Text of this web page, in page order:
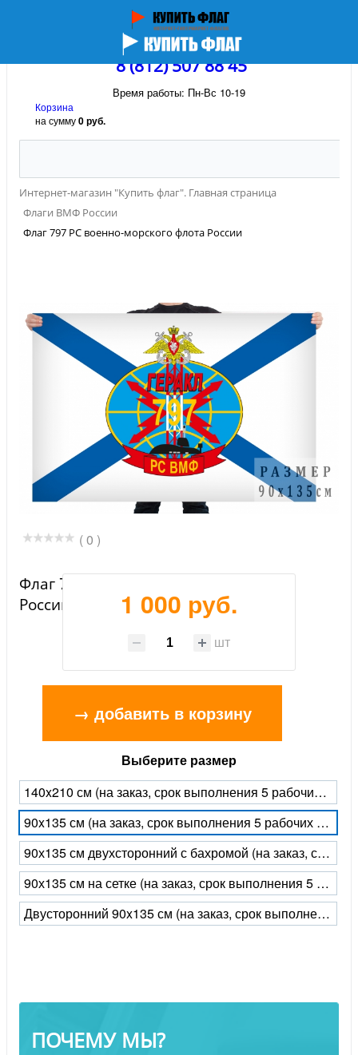
8 (812) 507 88 45
Время работы: Пн-Вс 10-19
Корзина
на сумму0 руб.
Интернет-магазин "Купить флаг". Главная страница
Флаги ВМФ России
Флаг 797 РС военно-морского флота России
( 0 )
Флаг 797 РС военно-морского флота
России
1 000 руб.
шт
→ добавить в корзину
Выберите размер
140x210 см (на заказ, срок выполнения 5 рабочих дней)
90x135 см (на заказ, срок выполнения 5 рабочих дней)
90х135 см двухсторонний с бахромой (на заказ, срок выполнения 5 рабочих дней)
90х135 см на сетке (на заказ, срок выполнения 5 рабочих дней)
Двусторонний 90x135 см (на заказ, срок выполнения 5 рабочих дней)
ПОЧЕМУ МЫ?